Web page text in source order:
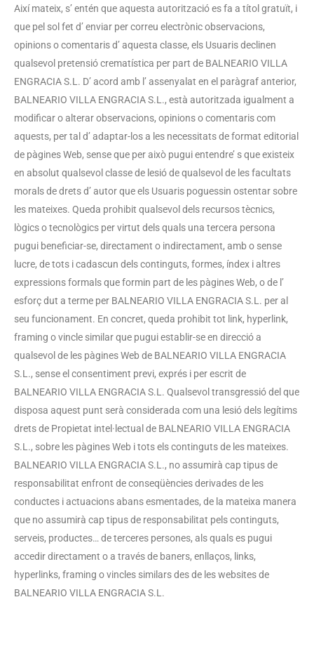
Així mateix, s’ entén que aquesta autorització es fa a títol gratuït, i
que pel sol fet d’ enviar per correu electrònic observacions,
opinions o comentaris d’ aquesta classe, els Usuaris declinen
qualsevol pretensió crematística per part de BALNEARIO VILLA
ENGRACIA S.L. D’ acord amb l’ assenyalat en el paràgraf anterior,
BALNEARIO VILLA ENGRACIA S.L., està autoritzada igualment a
modificar o alterar observacions, opinions o comentaris com
aquests, per tal d’ adaptar-los a les necessitats de format editorial
de pàgines Web, sense que per això pugui entendre’ s que existeix
en absolut qualsevol classe de lesió de qualsevol de les facultats
morals de drets d’ autor que els Usuaris poguessin ostentar sobre
les mateixes. Queda prohibit qualsevol dels recursos tècnics,
lògics o tecnològics per virtut dels quals una tercera persona
pugui beneficiar-se, directament o indirectament, amb o sense
lucre, de tots i cadascun dels continguts, formes, índex i altres
expressions formals que formin part de les pàgines Web, o de l’
esforç dut a terme per BALNEARIO VILLA ENGRACIA S.L. per al
seu funcionament. En concret, queda prohibit tot link, hyperlink,
framing o vincle similar que pugui establir-se en direcció a
qualsevol de les pàgines Web de BALNEARIO VILLA ENGRACIA
S.L., sense el consentiment previ, exprés i per escrit de
BALNEARIO VILLA ENGRACIA S.L. Qualsevol transgressió del que
disposa aquest punt serà considerada com una lesió dels legítims
drets de Propietat intel·lectual de BALNEARIO VILLA ENGRACIA
S.L., sobre les pàgines Web i tots els continguts de les mateixes.
BALNEARIO VILLA ENGRACIA S.L., no assumirà cap tipus de
responsabilitat enfront de conseqüències derivades de les
conductes i actuacions abans esmentades, de la mateixa manera
que no assumirà cap tipus de responsabilitat pels continguts,
serveis, productes… de terceres persones, als quals es pugui
accedir directament o a través de baners, enllaços, links,
hyperlinks, framing o vincles similars des de les websites de
BALNEARIO VILLA ENGRACIA S.L.